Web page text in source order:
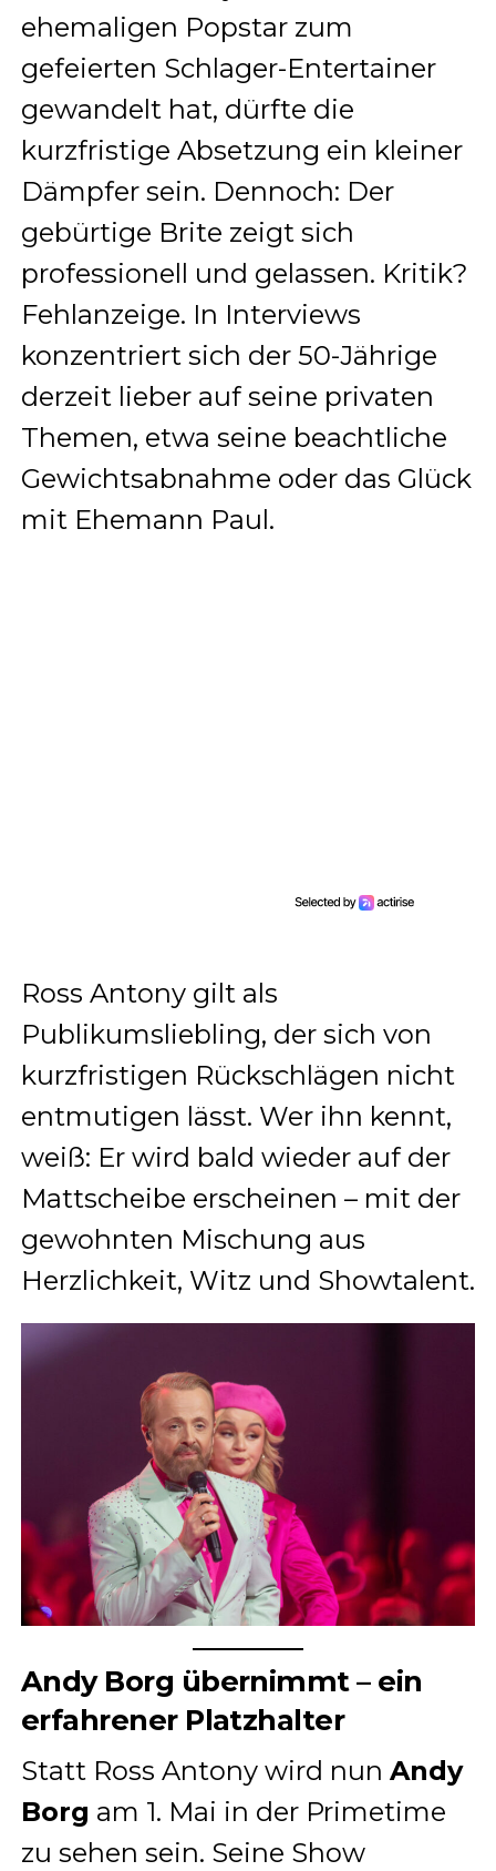
ehemaligen Popstar zum
gefeierten Schlager-Entertainer
gewandelt hat, dürfte die
kurzfristige Absetzung ein kleiner
Dämpfer sein. Dennoch: Der
gebürtige Brite zeigt sich
professionell und gelassen. Kritik?
Fehlanzeige. In Interviews
konzentriert sich der 50-Jährige
derzeit lieber auf seine privaten
Themen, etwa seine beachtliche
Gewichtsabnahme oder das Glück
mit Ehemann Paul.
Ross Antony gilt als
Publikumsliebling, der sich von
kurzfristigen Rückschlägen nicht
entmutigen lässt. Wer ihn kennt,
weiß: Er wird bald wieder auf der
Mattscheibe erscheinen – mit der
gewohnten Mischung aus
Herzlichkeit, Witz und Showtalent.
Andy Borg übernimmt – ein
erfahrener Platzhalter
Statt Ross Antony wird nun Andy
Borg am 1. Mai in der Primetime
zu sehen sein. Seine Show